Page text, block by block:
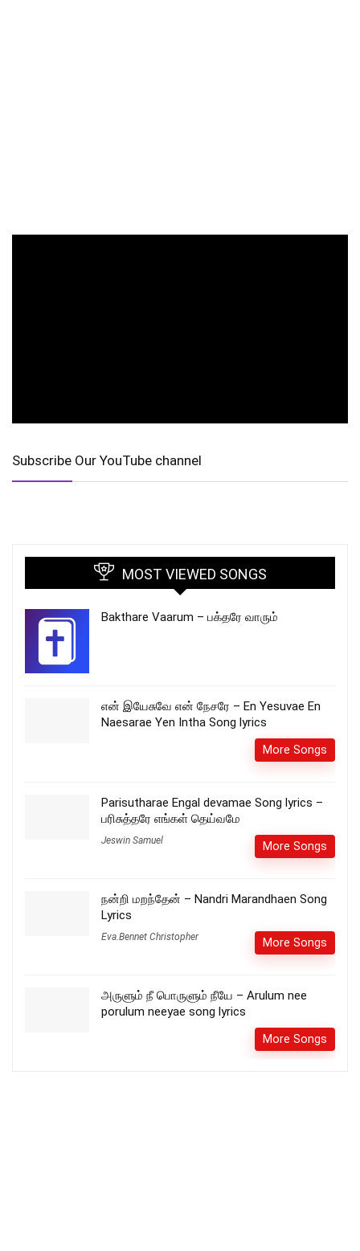
Subscribe Our YouTube channel
MOST VIEWED SONGS
Bakthare Vaarum – பக்தரே வாரும்
என் இயேசுவே என் நேசரே – En Yesuvae En
Naesarae Yen Intha Song lyrics
More Songs
Parisutharae Engal devamae Song lyrics –
பரிசுத்தரே எங்கள் தெய்வமே
Jeswin Samuel More Songs
நன்றி மறந்தேன் – Nandri Marandhaen Song
Lyrics
Eva.Bennet Christopher More Songs
அருளும் நீ பொருளும் நீயே – Arulum nee
porulum neeyae song lyrics
More Songs